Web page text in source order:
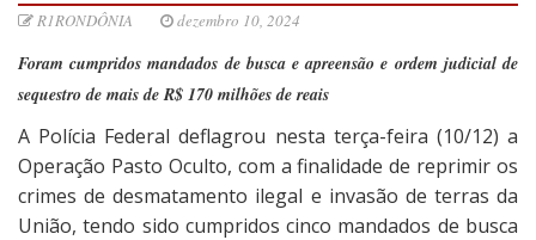
R1RONDÔNIA dezembro 10, 2024
Foram cumpridos mandados de busca e apreensão e ordem judicial de
sequestro de mais de R$ 170 milhões de reais
A Polícia Federal deflagrou nesta terça-feira (10/12) a
Operação Pasto Oculto, com a finalidade de reprimir os
crimes de desmatamento ilegal e invasão de terras da
União, tendo sido cumpridos cinco mandados de busca